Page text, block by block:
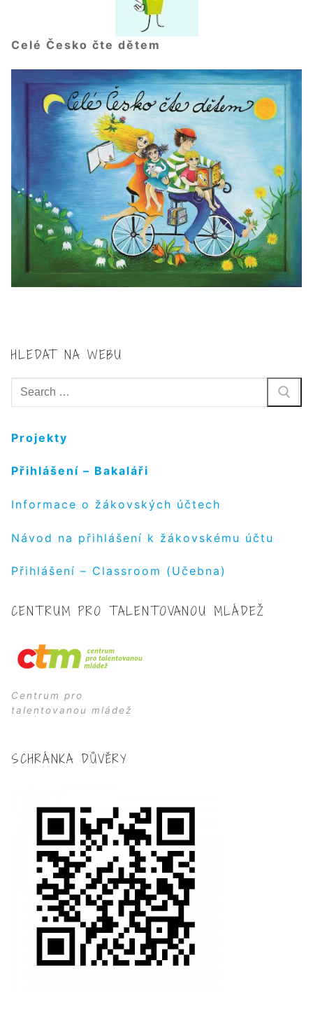
Celé Česko čte dětem
HLEDAT NA WEBU
Hledat:
Projekty
Přihlášení – Bakaláři
Informace o žákovských účtech
Návod na přihlášení k žákovskému účtu
Přihlášení – Classroom (Učebna)
CENTRUM PRO TALENTOVANOU MLÁDEŽ
Centrum pro
talentovanou mládež
SCHRÁNKA DŮVĚRY